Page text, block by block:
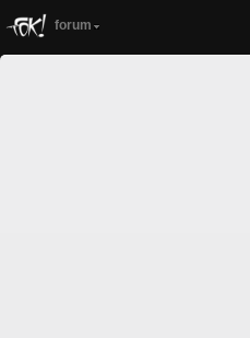
forum